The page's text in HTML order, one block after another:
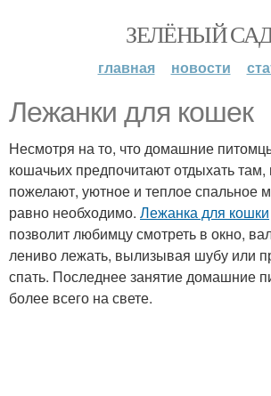
ЗЕЛЁНЫЙ
главная новости
Лежанки для кошек
Несмотря на то, что домашние
кошачьих предпочитают отдыхать там,
пожелают, уютное и теплое спальное
равно необходимо. Лежанка для кошки
позволит любимцу смотреть в окно,
лениво лежать, вылизывая шубу или
спать. Последнее занятие домашние
более всего на свете.